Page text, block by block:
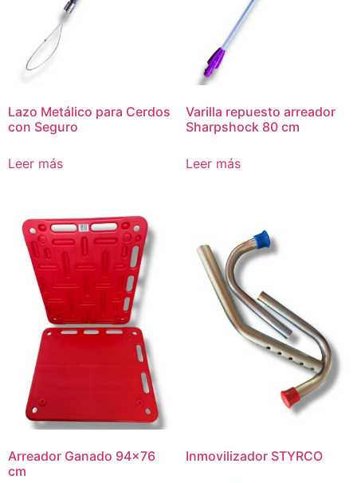
Lazo Metálico para Cerdos
con Seguro
Leer más
Varilla repuesto arreador
Sharpshock 80 cm
Leer más
Arreador Ganado 94×76
cm
Inmovilizador STYRCO